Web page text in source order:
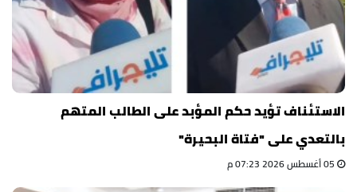
الاستئناف تؤيد حكم المؤبد على الطالب المتهم
بالتعدي على "فتاة البحيرة"